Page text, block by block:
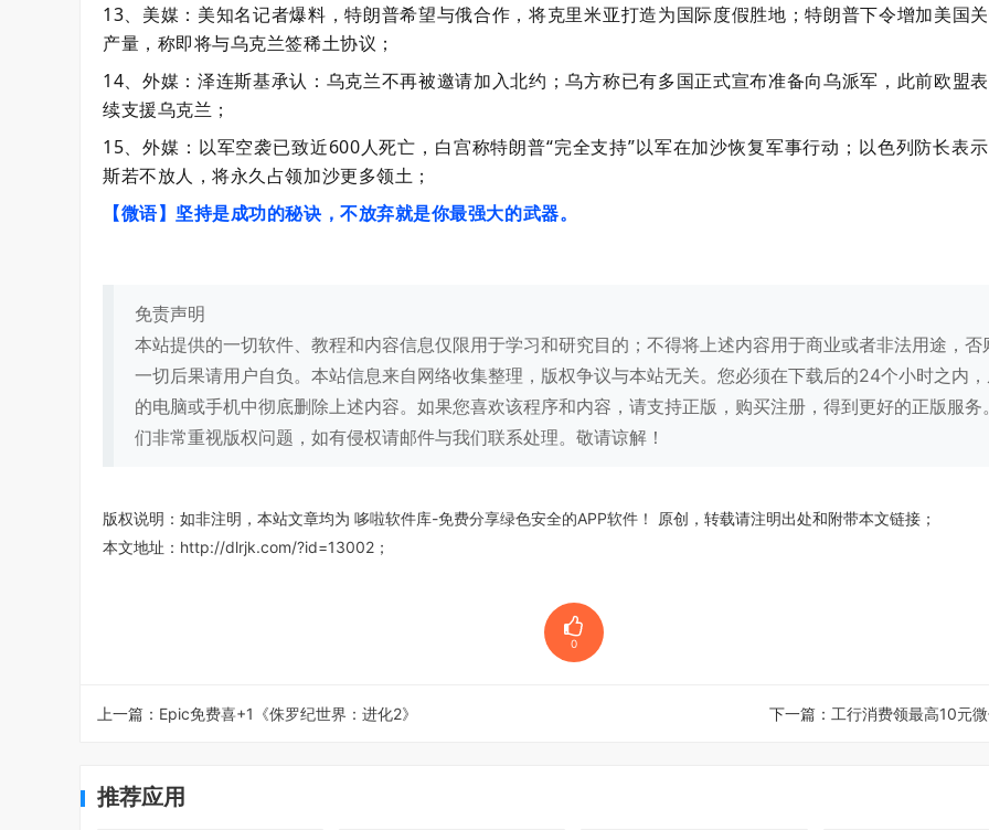
13、美媒：美知名记者爆料，特朗普希望与俄合作，将克里米亚打造为国际度假胜地；特朗普下令增加美国
产量，称即将与乌克兰签稀土协议；
14、外媒：泽连斯基承认：乌克兰不再被邀请加入北约；乌方称已有多国正式宣布准备向乌派军，此前欧盟
续支援乌克兰；
15、外媒：以军空袭已致近600人死亡，白宫称特朗普“完全支持”以军在加沙恢复军事行动；以色列防长表
斯若不放人，将永久占领加沙更多领土；
【微语】坚持是成功的秘诀，不放弃就是你最强大的武器。
免责声明
本站提供的一切软件、教程和内容信息仅限用于学习和研究目的；不得将上述内容用于商业或者非法用途，否
一切后果请用户自负。本站信息来自网络收集整理，版权争议与本站无关。您必须在下载后的24个小时之内
的电脑或手机中彻底删除上述内容。如果您喜欢该程序和内容，请支持正版，购买注册，得到更好的正版服务
们非常重视版权问题，如有侵权请邮件与我们联系处理。敬请谅解！
版权说明：如非注明，本站文章均为 哆啦软件库-免费分享绿色安全的APP软件！
原创，转载请注明出处和附带本文链接；
本文地址： http://dlrjk.com/?id=13002 ；
0
上一篇： Epic免费喜+1《侏罗纪世界：进化2》 下一篇： 工行消费领最高10元
推荐应用